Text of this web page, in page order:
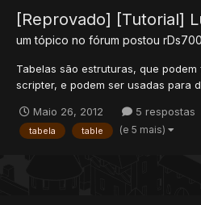
[Reprovado] [Tutorial]
um tópico no fórum postou
Tabelas são estruturas, que
scripter, e podem ser usadas para
gostei bastante dele, por isso trago
ao tutorial: Tables Tables são estr...
Maio 26, 2012 5 respostas
tabela table (e 5 mais)